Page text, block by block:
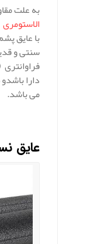
به علت
الاستومری
با عایق
سنتی و
دارا
می باشد.
عایق